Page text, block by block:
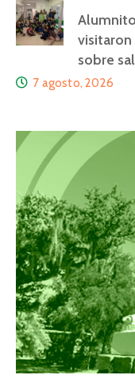
visitaron
sobre
7 agosto, 2026